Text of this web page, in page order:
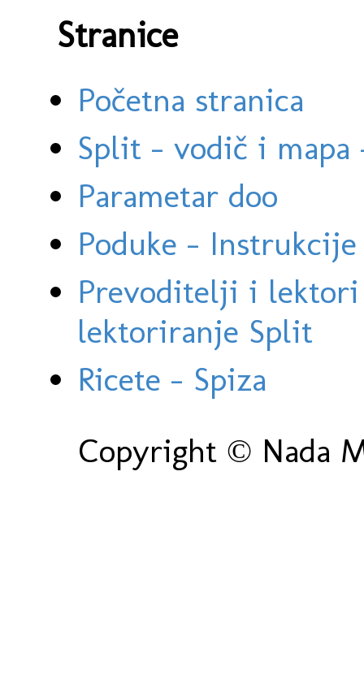
Stranice
Početna stranica
Split - vodič i
Parametar doo
Poduke -
Prevoditelji i
lektoriranje Split
Ricete - Spiza
Copyright © Nada